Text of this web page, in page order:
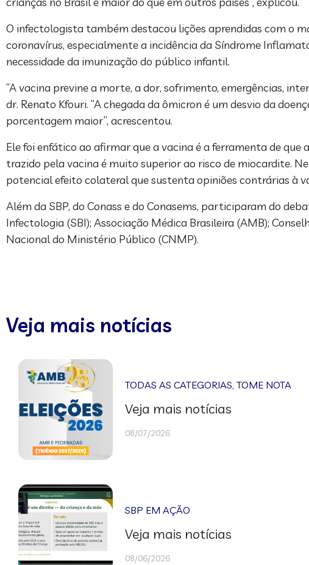
O infectologista também destacou lições aprendidas com o
coronavírus, especialmente a incidência da Síndrome
necessidade da imunização do público infantil.
“A vacina previne a morte, a dor, sofrimento, emergências,
dr. Renato Kfouri. “A chegada da ômicron é um desvio da
porcentagem maior”, acrescentou.
Ele foi enfático ao afirmar que a vacina é a ferramenta de que
trazido pela vacina é muito superior ao risco de miocardite.
potencial efeito colateral que sustenta opiniões contrárias à
Além da SBP, do Conass e do Conasems, participaram do
Infectologia (SBI); Associação Médica Brasileira (AMB);
Nacional do Ministério Público (CNMP).
Veja mais notícias
TODAS AS CATEGORIAS,TOME NOTA
Veja mais notícias
08/07/2026
SBP EM AÇÃO
Veja mais notícias
08/06/2026